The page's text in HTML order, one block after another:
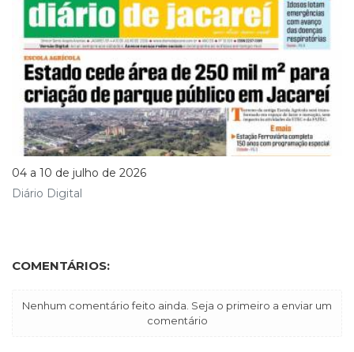
04 a 10 de julho de 2026
Diário Digital
COMENTÁRIOS:
Nenhum comentário feito ainda. Seja o primeiro a enviar um
comentário